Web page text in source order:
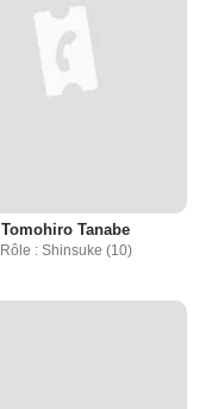
Tomohiro Tanabe
Rôle : Shinsuke (10)